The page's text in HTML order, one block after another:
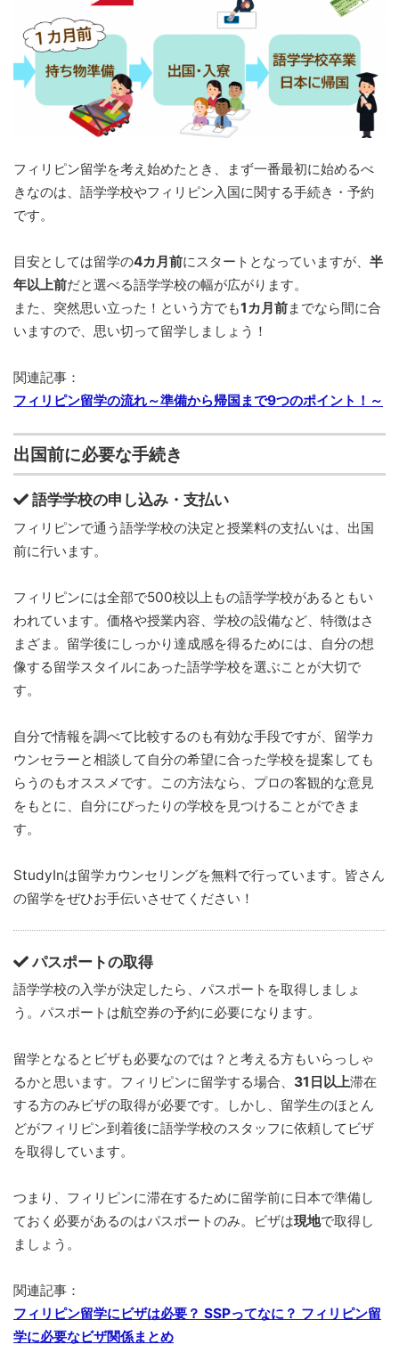
フィリピン留学を考え始めたとき、まず一番最初に始めるべ
きなのは、語学学校やフィリピン入国に関する手続き・予約
です。
目安としては留学の4カ月前にスタートとなっていますが、 半
年以上前だと選べる語学学校の幅が広がります。
また、突然思い立った！という方でも1カ月前までなら間に合
いますので、思い切って留学しましょう！
関連記事：
フィリピン留学の流れ～準備から帰国まで9つのポイント！～
出国前に必要な手続き
語学学校の申し込み・支払い
フィリピンで通う語学学校の決定と授業料の支払いは、出国
前に行います。
フィリピンには全部で500校以上もの語学学校があるともい
われています。価格や授業内容、学校の設備など、特徴はさ
まざま。留学後にしっかり達成感を得るためには、自分の想
像する留学スタイルにあった語学学校を選ぶことが大切で
す。
自分で情報を調べて比較するのも有効な手段ですが、留学カ
ウンセラーと相談して自分の希望に合った学校を提案しても
らうのもオススメです。この方法なら、プロの客観的な意見
をもとに、自分にぴったりの学校を見つけることができま
す。
StudyInは留学カウンセリングを無料で行っています。皆さん
の留学をぜひお手伝いさせてください！
パスポートの取得
語学学校の入学が決定したら、パスポートを取得しましょ
う。パスポートは航空券の予約に必要になります。
留学となるとビザも必要なのでは？と考える方もいらっしゃ
るかと思います。フィリピンに留学する場合、 31日以上滞在
する方のみビザの取得が必要です。しかし、留学生のほとん
どがフィリピン到着後に語学学校のスタッフに依頼してビザ
を取得しています。
つまり、フィリピンに滞在するために留学前に日本で準備し
ておく必要があるのはパスポートのみ。ビザは現地で取得し
ましょう。
関連記事：
フィリピン留学にビザは必要？ SSPってなに？ フィリピン留
学に必要なビザ関係まとめ